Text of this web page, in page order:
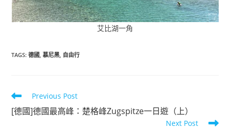
艾比湖一角
TAGS:德國, 慕尼黑, 自由行
Read
more
articles
Previous Post
[德國]德國最高峰：楚格峰Zugspitze一日遊（上）
Next Post